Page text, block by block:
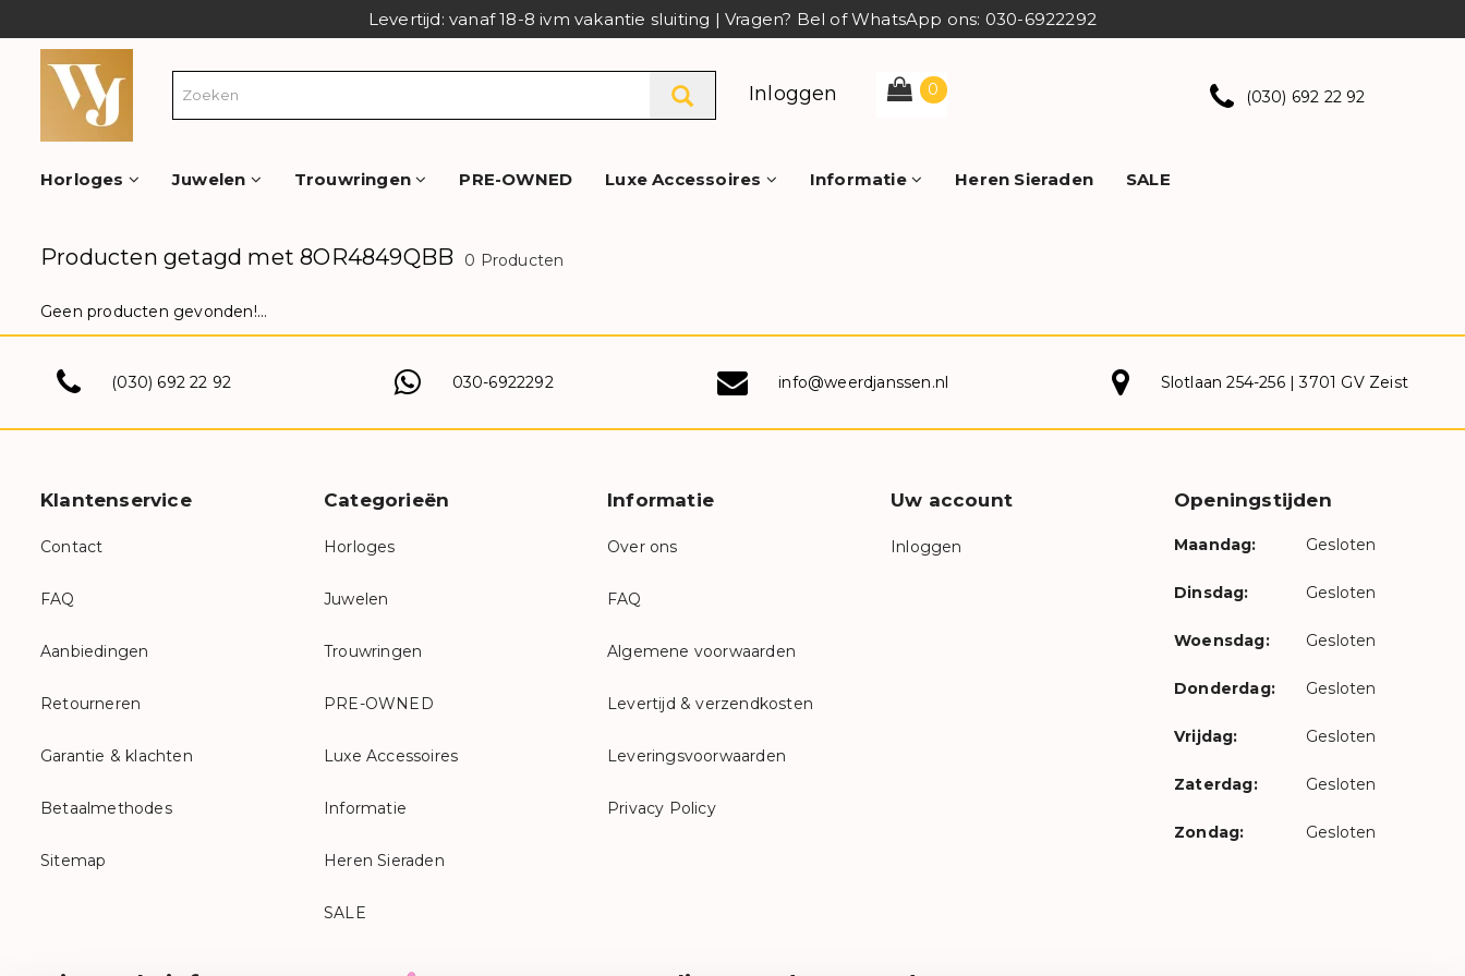
Levertijd: vanaf 18-8 ivm vakantie sluiting | Vragen? Bel of WhatsApp ons: 030-6922292
Inloggen 0 (030) 692 22 92
Horloges Juwelen Trouwringen PRE-OWNED Luxe Accessoires Informatie Heren Sieraden SALE
Producten getagd met 8OR4849QBB 0 Producten
Geen producten gevonden!...
(030) 692 22 92 030-6922292 info@weerdjanssen.nl Slotlaan 254-256 | 3701 GV Zeist
Klantenservice
Contact
FAQ
Aanbiedingen
Retourneren
Garantie & klachten
Betaalmethodes
Sitemap
Categorieën
Horloges
Juwelen
Trouwringen
PRE-OWNED
Luxe Accessoires
Informatie
Heren Sieraden
SALE
Informatie
Over ons
FAQ
Algemene voorwaarden
Levertijd & verzendkosten
Leveringsvoorwaarden
Privacy Policy
Uw account
Inloggen
Openingstijden
Maandag: Gesloten
Dinsdag: Gesloten
Woensdag: Gesloten
Donderdag: Gesloten
Vrijdag: Gesloten
Zaterdag: Gesloten
Zondag: Gesloten